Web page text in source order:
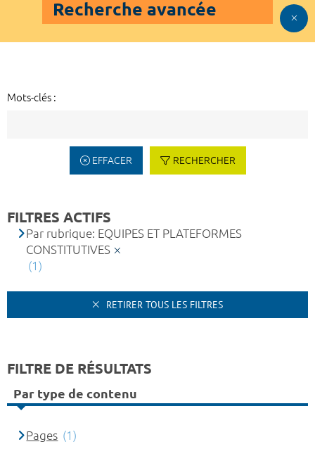
Recherche avancée
Mots-clés :
EFFACER RECHERCHER
FILTRES ACTIFS
Par rubrique: EQUIPES ET PLATEFORMES
CONSTITUTIVES
(1)
RETIRER TOUS LES FILTRES
FILTRE DE RÉSULTATS
Par type de contenu
Pages (1)